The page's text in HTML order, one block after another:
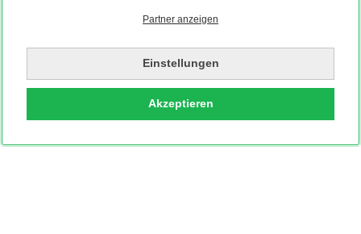
Partner anzeigen
Einstellungen
Akzeptieren